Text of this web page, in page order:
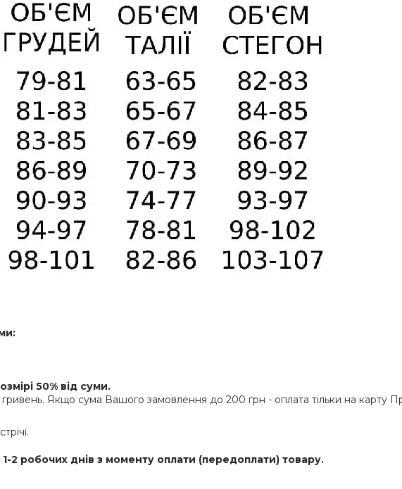
50% від суми.
Якщо сума Вашого замовлення до 200 грн - оплата тільки на карту
2 робочих днів з моменту оплати (передоплати) товару.